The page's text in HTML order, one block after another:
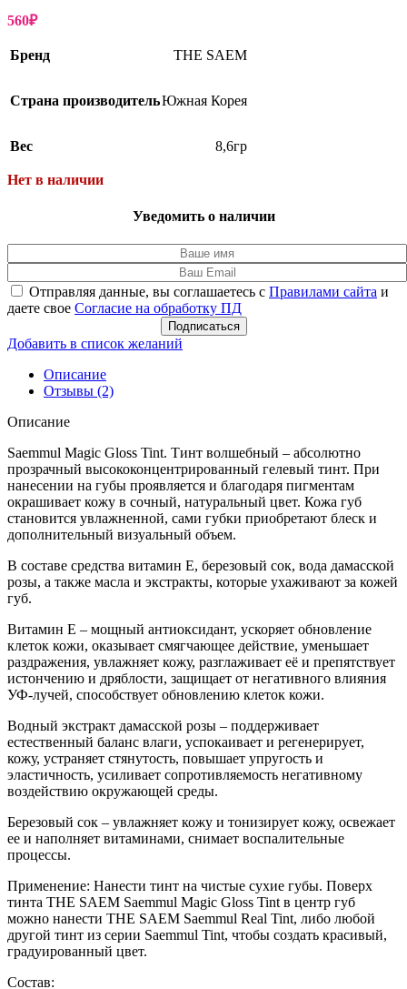
560₽
Бренд THE SAEM
Страна производительЮжная Корея
Вес 8,6гр
Нет в наличии
Уведомить о наличии
Отправляя данные, вы соглашаетесь с Правилами сайта и
даете свое Согласие на обработку ПД
Подписаться
Добавить в список желаний
Описание
Отзывы (2)
Описание
Saemmul Magic Gloss Tint. Тинт волшебный – абсолютно
прозрачный высококонцентрированный гелевый тинт. При
нанесении на губы проявляется и благодаря пигментам
окрашивает кожу в сочный, натуральный цвет. Кожа губ
становится увлажненной, сами губки приобретают блеск и
дополнительный визуальный объем.
В составе средства витамин Е, березовый сок, вода дамасской
розы, а также масла и экстракты, которые ухаживают за кожей
губ.
Витамин Е – мощный антиоксидант, ускоряет обновление
клеток кожи, оказывает смягчающее действие, уменьшает
раздражения, увлажняет кожу, разглаживает её и препятствует
истончению и дряблости, защищает от негативного влияния
УФ-лучей, способствует обновлению клеток кожи.
Водный экстракт дамасской розы – поддерживает
естественный баланс влаги, успокаивает и регенерирует,
кожу, устраняет стянутость, повышает упругость и
эластичность, усиливает сопротивляемость негативному
воздействию окружающей среды.
Березовый сок – увлажняет кожу и тонизирует кожу, освежает
ее и наполняет витаминами, снимает воспалительные
процессы.
Применение: Нанести тинт на чистые сухие губы. Поверх
тинта THE SAEM Saemmul Magic Gloss Tint в центр губ
можно нанести THE SAEM Saemmul Real Tint, либо любой
другой тинт из серии Saemmul Tint, чтобы создать красивый,
градуированный цвет.
Состав: